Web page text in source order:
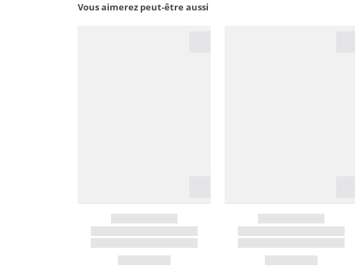
Vous aimerez peut-être aussi